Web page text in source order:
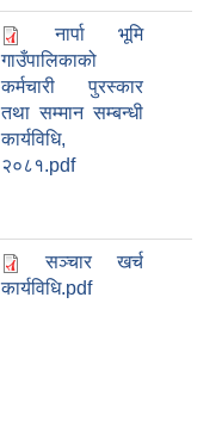
नार्पा भूमि
गाउँपालिकाको
कर्मचारी पुरस्कार
तथा सम्मान सम्बन्धी
कार्यविधि,
२०८१.pdf
सञ्चार खर्च
कार्यविधि.pdf